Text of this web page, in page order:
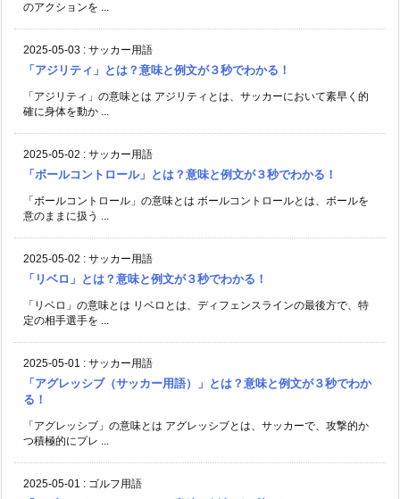
のアクションを ...
2025-05-03 : サッカー用語
「アジリティ」とは？意味と例文が３秒でわかる！
「アジリティ」の意味とは アジリティとは、サッカーにおいて素早く的
確に身体を動か ...
2025-05-02 : サッカー用語
「ボールコントロール」とは？意味と例文が３秒でわかる！
「ボールコントロール」の意味とは ボールコントロールとは、ボールを
意のままに扱う ...
2025-05-02 : サッカー用語
「リベロ」とは？意味と例文が３秒でわかる！
「リベロ」の意味とは リベロとは、ディフェンスラインの最後方で、特
定の相手選手を ...
2025-05-01 : サッカー用語
「アグレッシブ（サッカー用語）」とは？意味と例文が３秒でわか
る！
「アグレッシブ」の意味とは アグレッシブとは、サッカーで、攻撃的か
つ積極的にプレ ...
2025-05-01 : ゴルフ用語